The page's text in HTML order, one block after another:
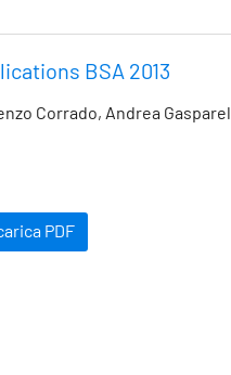
BSA 2013
Corrado, Andrea
PDF